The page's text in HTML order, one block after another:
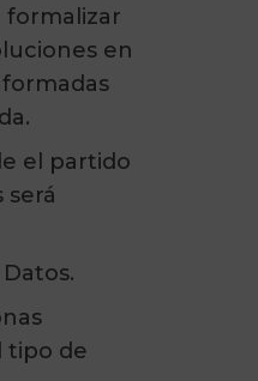
formalizar
en
el partido
tipo de